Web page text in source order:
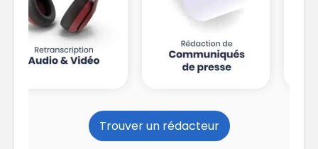
Trouver un rédacteur